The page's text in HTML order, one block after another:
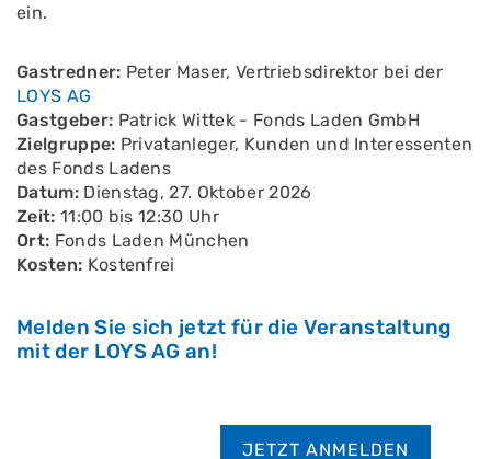
ein.
Gastredner: Peter Maser, Vertriebsdirektor bei der
LOYS AG
Gastgeber: Patrick Wittek - Fonds Laden GmbH
Zielgruppe: Privatanleger, Kunden und Interessenten
des Fonds Ladens
Datum:Dienstag, 27. Oktober 2026
Zeit: 11:00 bis 12:30 Uhr
Ort: Fonds Laden München
Kosten: Kostenfrei
Melden Sie sich jetzt für die Veranstaltung
mit der LOYS AG an!
JETZT ANMELDEN